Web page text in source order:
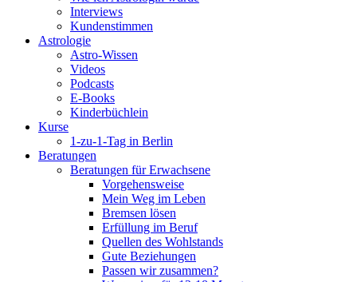
Interviews
Kundenstimmen
Astrologie
Astro-Wissen
Videos
Podcasts
E-Books
Kinderbüchlein
Kurse
1-zu-1-Tag in Berlin
Beratungen
Beratungen für Erwachsene
Vorgehensweise
Mein Weg im Leben
Bremsen lösen
Erfüllung im Beruf
Quellen des Wohlstands
Gute Beziehungen
Passen wir zusammen?